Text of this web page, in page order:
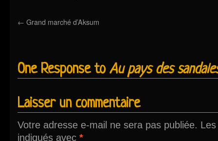
← Grand marché d’Aksum
One Response to Au pays des
Laisser un commentaire
Votre adresse e-mail ne sera pas publiée.
indiqués avec *